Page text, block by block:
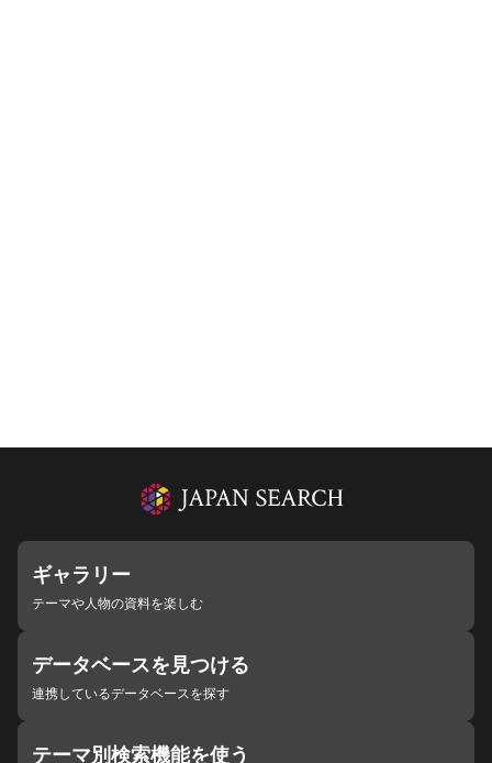
ギャラリー
テーマや人物の資料を楽しむ
データベースを見つける
連携しているデータベースを探す
テーマ別検索機能を使う